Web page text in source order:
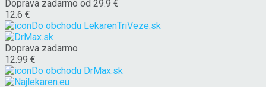
Doprava zadarmo od 29.9 €
12.6 €
Do obchodu LekarenTriVeze.sk
Doprava zadarmo
12.99 €
Do obchodu DrMax.sk